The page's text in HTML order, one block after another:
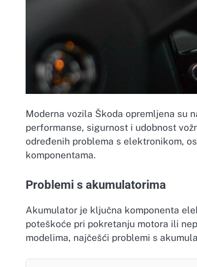
Moderna vozila Škoda opremljena su
performanse, sigurnost i udobnost
određenih problema s elektronikom,
komponentama.
Problemi s akumulatorima
Akumulator je ključna komponenta
poteškoće pri pokretanju motora ili
modelima, najčešći problemi s